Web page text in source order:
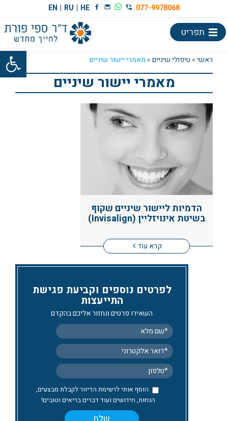
פתח
077-9978068
HE
|
RU
|
EN
ראשי» טיפולי שיניים» מאמרי יישור שיניים
מאמרי יישור שיניים
הדמיות ליישור שיניים שקוף
בשיטת אינויזליין (Invisalign)
קרא עוד
לפרטים נוספים וקביעת פגישת
התייעצות
השאירו פרטים ונחזור אליכם בהקדם
הוסף אותי לרשימת הדיוור לקבלת מבצעים,
הנחות, חידושים ועוד דברים בריאים וטובים!
תפריט